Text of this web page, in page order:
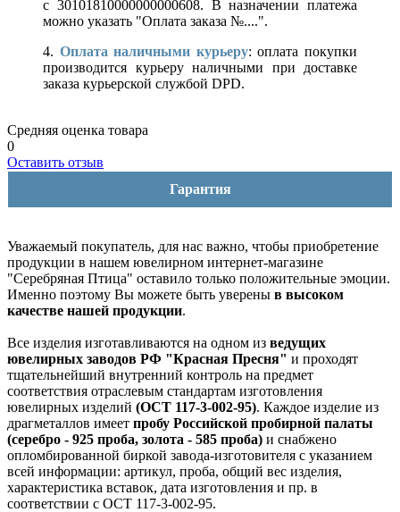
с 30101810000000000608. В назначении платежа
можно указать "Оплата заказа №....".
4. Оплата наличными курьеру: оплата покупки
производится курьеру наличными при доставке
заказа курьерской службой DPD.
Средняя оценка товара
0
Оставить отзыв
Гарантия
Уважаемый покупатель, для нас важно, чтобы приобретение
продукции в нашем ювелирном интернет-магазине
"Серебряная Птица" оставило только положительные эмоции.
Именно поэтому Вы можете быть уверены в высоком
качестве нашей продукции.
Все изделия изготавливаются на одном из ведущих
ювелирных заводов РФ "Красная Пресня" и проходят
тщательнейший внутренний контроль на предмет
соответствия отраслевым стандартам изготовления
ювелирных изделий (ОСТ 117-3-002-95). Каждое изделие из
драгметаллов имеет пробу Российской пробирной палаты
(серебро - 925 проба, золота - 585 проба) и снабжено
опломбированной биркой завода-изготовителя с указанием
всей информации: артикул, проба, общий вес изделия,
характеристика вставок, дата изготовления и пр. в
соответствии с ОСТ 117-3-002-95.